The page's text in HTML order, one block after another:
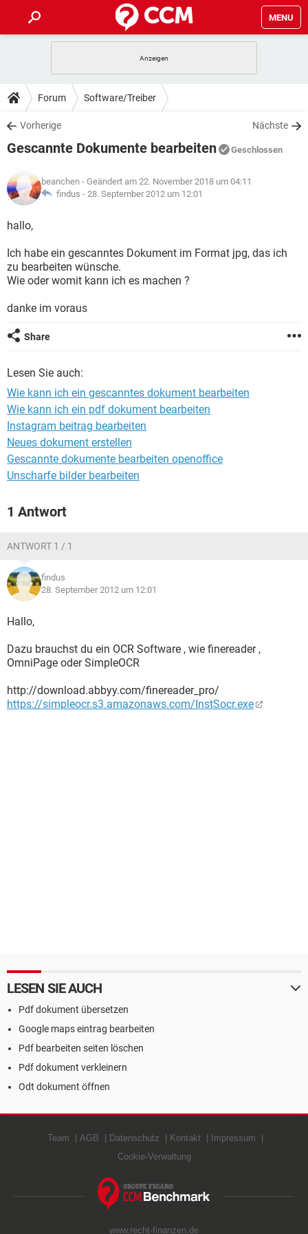
MENU
ANDROID IOS
WINDOWS 10
WHATSAPP TIKTOK
TIPPS & TRICKS
SPIELE
WHATSAPP TIKTOK
FACEBOOK
DOWNLOADS
SPIELE STREAMING
WINDOWS 10 INSTAGRAM
WHATSAPP
SPIELE STREAMING
ANDROID
WINDOWS 10
WHATSAPP TIKTOK
FACEBOOK HARDWARE
LEXIKON
SPIELE
WINDOWS 10
FACEBOOK
Forum Software/Treiber
Vorherige Nächste
Gescannte Dokumente bearbeiten Geschlossen
beanchen - Geändert am 22. November 2018 um 04:11
findus - 28. September 2012 um 12:01
hallo,
Ich habe ein gescanntes Dokument im Format jpg, das ich
zu bearbeiten wünsche.
Wie oder womit kann ich es machen ?
danke im voraus
Share
Lesen Sie auch:
Wie kann ich ein gescanntes dokument bearbeiten
Wie kann ich ein pdf dokument bearbeiten
Instagram beitrag bearbeiten
Neues dokument erstellen
Gescannte dokumente bearbeiten openoffice
Unscharfe bilder bearbeiten
1 Antwort
ANTWORT 1 / 1
findus
28. September 2012 um 12:01
Hallo,
Dazu brauchst du ein OCR Software , wie finereader ,
OmniPage oder SimpleOCR
http://download.abbyy.com/finereader_pro/
https://simpleocr.s3.amazonaws.com/InstSocr.exe
LESEN SIE AUCH
Pdf dokument übersetzen
Google maps eintrag bearbeiten
Pdf bearbeiten seiten löschen
Pdf dokument verkleinern
Odt dokument öffnen
Team AGB Datenschutz Kontakt
Impressum
Cookie-Verwaltung
www.recht-finanzen.de